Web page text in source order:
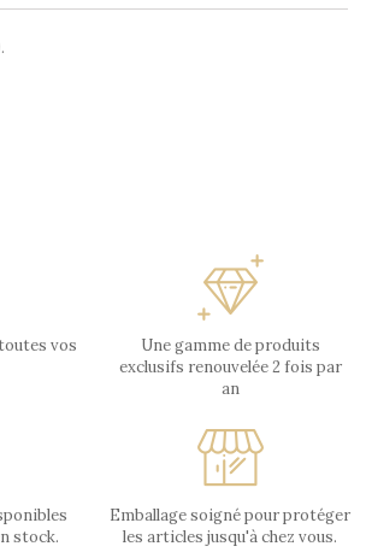
vos
Une gamme de produits
exclusifs renouvelée 2 fois par
an
stock.
Emballage soigné pour protéger
les articles jusqu'à chez vous.